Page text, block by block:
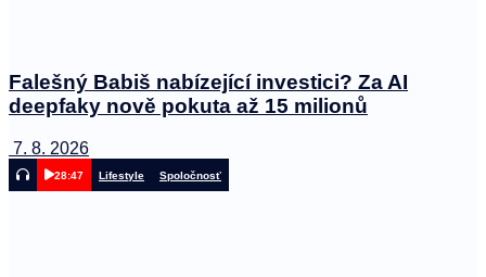
Falešný Babiš nabízející investici? Za AI
deepfaky nově pokuta až 15 milionů
7. 8. 2026
28:47 Lifestyle Spoločnosť